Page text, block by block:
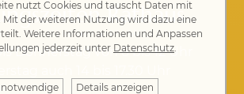
Rathaus
Donnerstag von 8 bis 12 Uhr
nutzt Cookies und tauscht Daten mit
Mit der weiteren Nutzung wird dazu eine
Weitere Informationen und Anpassen
jederzeit unter Datenschutz.
Details anzeigen